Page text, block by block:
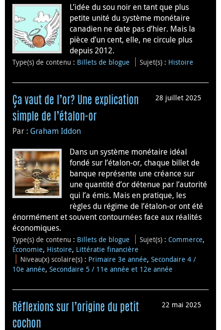
L’idée du sou noir en tant que plus
petite unité du système monétaire
canadien ne date pas d’hier. Mais la
pièce d’un cent, elle, ne circule plus
depuis 2012.
Type(s) de contenu : Billets de blogue Sujet(s) : Histoire
28 juillet 2025
Ça vaut de l’or? Une explication
simple de l’étalon-or
Par : Graham Iddon
Dans un système monétaire idéal
fondé sur l’étalon-or, chaque billet de
banque représente une créance sur
une quantité d’or détenue par l’autorité
qui l’a émis. Mais en pratique, les
règles du régime de l’étalon-or ont été
énormément et souvent contournées face aux réalités
économiques.
Type(s) de contenu : Billets de blogue Sujet(s) :Commerce,
Économie, Histoire, Littératie financière
Niveau(x) scolaire(s) : Primaire 3e année,Secondaire 4 /
10e année, Secondaire 5 / 11e année et 12e année
22 mai 2025
Réflexions sur l’origine du petit
cochon